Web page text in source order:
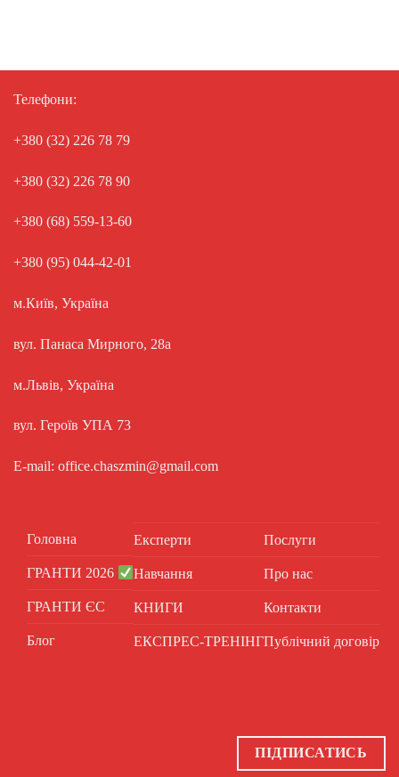
Телефони:
+380 (32) 226 78 79
+380 (32) 226 78 90
+380 (68) 559-13-60
+380 (95) 044-42-01
м.Київ, Україна
вул. Панаса Мирного, 28а
м.Львів, Україна
вул. Героїв УПА 73
E-mail: office.chaszmin@gmail.com
Головна
ГРАНТИ 2026
ГРАНТИ ЄС
Блог
Експерти
Навчання
КНИГИ
ЕКСПРЕС-ТРЕНІНГ
Послуги
Про нас
Контакти
Публічний договір
ПІДПИСАТИСЬ